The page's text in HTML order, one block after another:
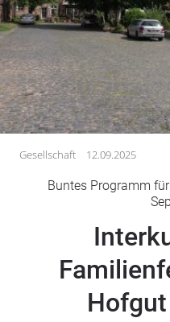
Gesundheit
Kultur
Lifestyle
Wirtschaft
Vogelsberg
Alsfeld
Romrod
Homberg
Ohm
Schotten
Schlitz
Gesellschaft 12.09.2025
Buntes Programm